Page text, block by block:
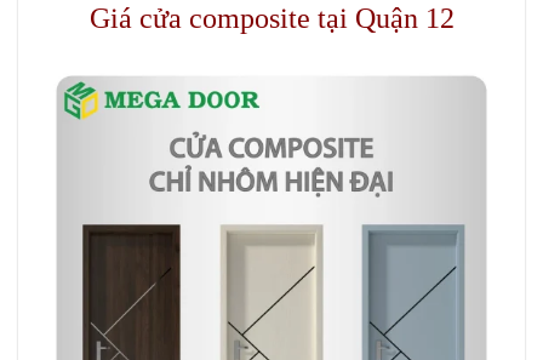
Giá cửa composite tại Quận 12